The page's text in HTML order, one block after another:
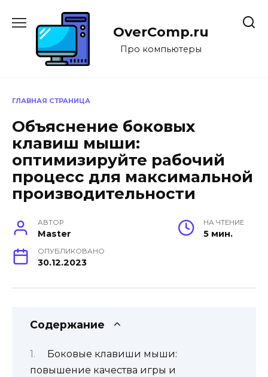
содержанию
OverComp.ru
Про компьютеры
ГЛАВНАЯ СТРАНИЦА
Объяснение боковых
клавиш мыши:
оптимизируйте рабочий
процесс для максимальной
производительности
АВТОР
Master
НА ЧТЕНИЕ
5 мин.
ОПУБЛИКОВАНО
30.12.2023
Содержание
Боковые клавиши мыши:
повышение качества игры и